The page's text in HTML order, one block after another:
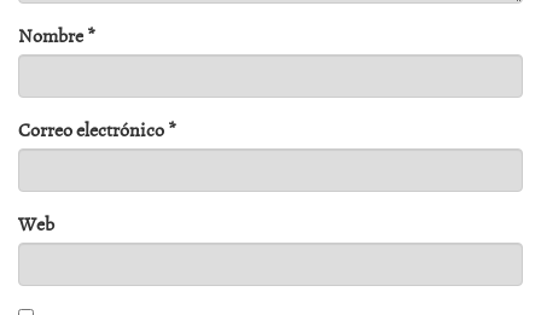
Nombre*
Correo electrónico*
Web